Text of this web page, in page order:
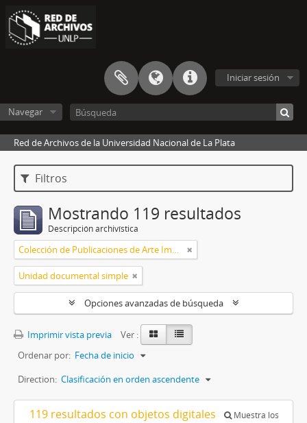
Iniciar sesión
Navegar
Red de Archivos de la Universidad Nacional de La Plata
Filtros
Mostrando 119 resultados
Descripción archivística
Colección de Publicaciones de Arte Impreso
Unidad documental simple
Opciones avanzadas de búsqueda
Imprimir vista previa
Ver :
Ordenar por: Fecha de inicio
Direction: Clasificación en orden ascendente
119 resultados con objetos digitales
Muestra los